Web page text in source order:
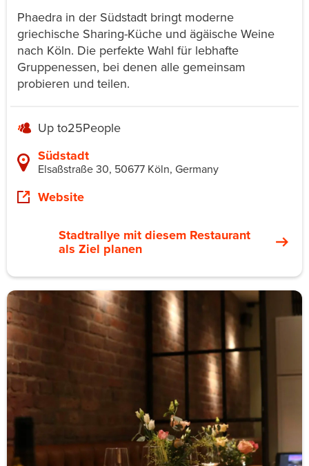
Phaedra in der Südstadt bringt moderne
griechische Sharing-Küche und ägäische Weine
nach Köln. Die perfekte Wahl für lebhafte
Gruppenessen, bei denen alle gemeinsam
probieren und teilen.
Up to25People
Südstadt
Elsaßstraße 30, 50677 Köln, Germany
Website
Stadtrallye mit diesem Restaurant
als Ziel planen